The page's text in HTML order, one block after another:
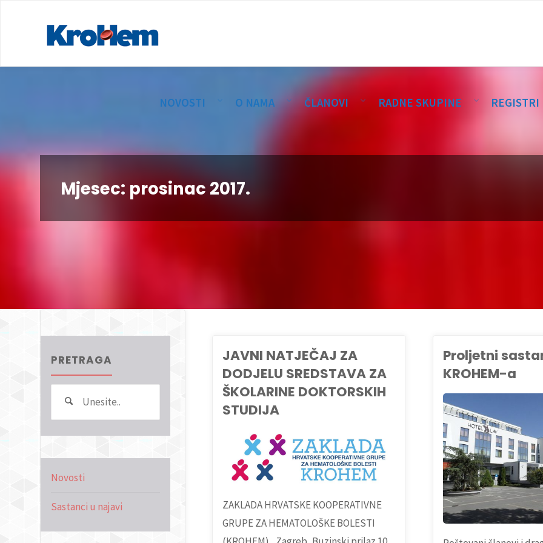
NOVOSTI O NAMA ČLANOVI RADNE SKUPINE REGISTRI
Mjesec: prosinac 2017.
JAVNI NATJEČAJ ZA
DODJELU SREDSTAVA ZA
ŠKOLARINE DOKTORSKIH
STUDIJA
ZAKLADA HRVATSKE KOOPERATIVNE
GRUPE ZA HEMATOLOŠKE BOLESTI
Proljetni
KROHEM-a
NOVOSTI
PRETRAGA
Pretraga
Novosti
Sastanci u najavi